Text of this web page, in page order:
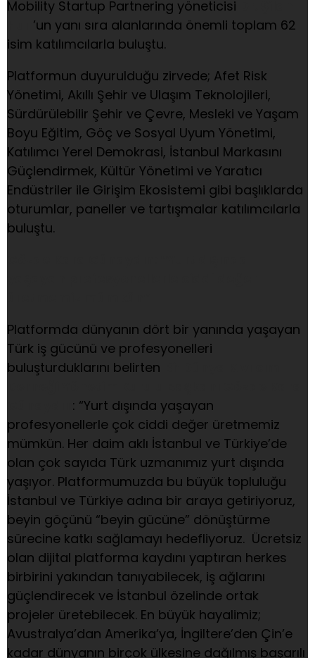
Mobility Startup Partnering yöneticisi
’un yanı sıra alanlarında önemli toplam 62
isim katılımcılarla buluştu.
Platformun duyurulduğu zirvede; Afet Risk
Yönetimi, Akıllı Şehir ve Ulaşım Teknolojileri,
Sürdürülebilir Şehir ve Çevre, Mesleki ve Yaşam
Boyu Eğitim, Göç ve Sosyal Uyum Yönetimi,
Katılımcı Yerel Demokrasi, İstanbul Markasını
Güçlendirmek, Kültür Yönetimi ve Yaratıcı
Endüstriler ile Girişim Ekosistemi gibi başlıklarda
oturumlar, paneller ve tartışmalar katılımcılarla
buluştu.
Platformda dünyanın dört bir yanında yaşayan
Türk iş gücünü ve profesyonelleri
buluşturduklarını belirten
: “Yurt dışında yaşayan
profesyonellerle çok ciddi değer üretmemiz
mümkün. Her daim aklı İstanbul ve Türkiye’de
olan çok sayıda Türk uzmanımız yurt dışında
yaşıyor. Platformumuzda bu büyük topluluğu
İstanbul ve Türkiye adına bir araya getiriyoruz,
beyin göçünü “beyin gücüne” dönüştürme
sürecine katkı sağlamayı hedefliyoruz. Ücretsiz
olan dijital platforma kaydını yaptıran herkes
birbirini yakından tanıyabilecek, iş ağlarını
güçlendirecek ve İstanbul özelinde ortak
projeler üretebilecek. En büyük hayalimiz;
Avustralya’dan Amerika’ya, İngiltere’den Çin’e
kadar dünyanın birçok ülkesine dağılmış başarılı